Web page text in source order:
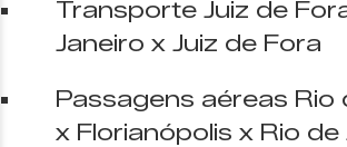
Transporte Juiz de
Janeiro x Juiz de Fora
Passagens aéreas Rio
x Florianópolis x Rio de